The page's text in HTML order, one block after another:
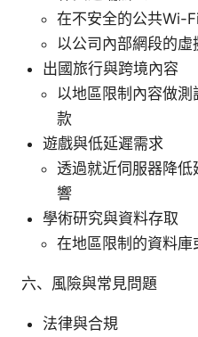
在不安全的公共Wi-
以公司內部網段的
出國旅行與跨境內容
以地區限制內容做
款
遊戲與低延遲需求
透過就近伺服器降
響
學術研究與資料存取
在地區限制的資料
六、風險與常見問題
法律與合規